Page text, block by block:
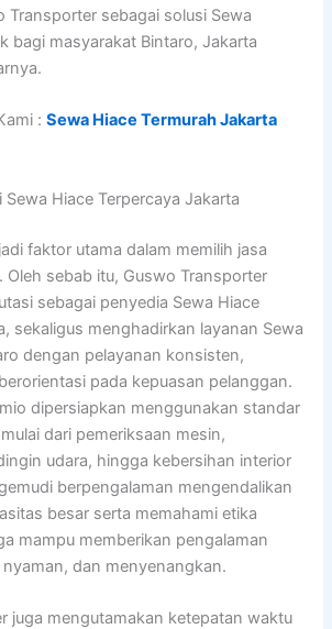
Transporter sebagai solusi Sewa
bagi masyarakat Bintaro, Jakarta
:Sewa Hiace Termurah Jakarta
Hiace Terpercaya Jakarta
faktor utama dalam memilih jasa
Oleh sebab itu, Guswo Transporter
sebagai penyedia Sewa Hiace
sekaligus menghadirkan layanan Sewa
dengan pelayanan konsisten,
pada kepuasan pelanggan.
dipersiapkan menggunakan standar
dari pemeriksaan mesin,
udara, hingga kebersihan interior
berpengalaman mengendalikan
besar serta memahami etika
mampu memberikan pengalaman
dan menyenangkan.
juga mengutamakan ketepatan waktu